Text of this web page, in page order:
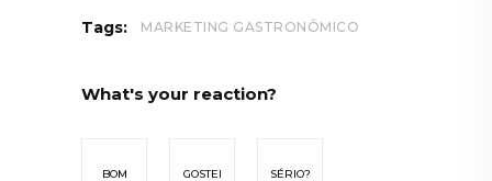
Tags: MARKETING GASTRONÔMICO
What's your reaction?
BOM GOSTEI SÉRIO?